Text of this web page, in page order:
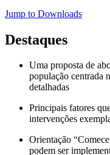
Jump to Downloads
Destaques
Uma proposta de
população centrada
detalhadas
Principais fatores
intervenções
Orientação
podem ser